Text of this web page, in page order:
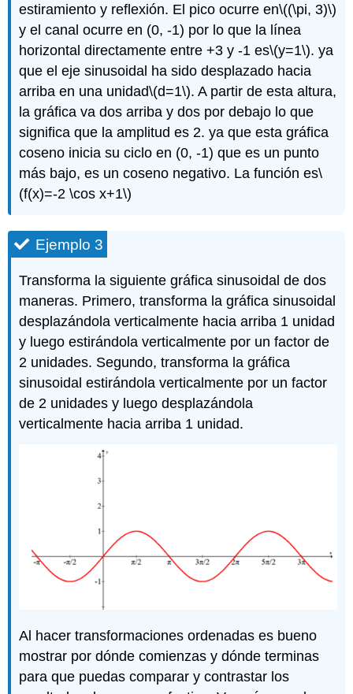
estiramiento y reflexión. El pico ocurre en\((\pi, 3)\)
y el canal ocurre en (0, -1) por lo que la línea
horizontal directamente entre +3 y -1 es\(y=1\). ya
que el eje sinusoidal ha sido desplazado hacia
arriba en una unidad\(d=1\). A partir de esta altura,
la gráfica va dos arriba y dos por debajo lo que
significa que la amplitud es 2. ya que esta gráfica
coseno inicia su ciclo en (0, -1) que es un punto
más bajo, es un coseno negativo. La función es\
(f(x)=-2 \cos x+1\)
Ejemplo 3
Transforma la siguiente gráfica sinusoidal de dos
maneras. Primero, transforma la gráfica sinusoidal
desplazándola verticalmente hacia arriba 1 unidad
y luego estirándola verticalmente por un factor de
2 unidades. Segundo, transforma la gráfica
sinusoidal estirándola verticalmente por un factor
de 2 unidades y luego desplazándola
verticalmente hacia arriba 1 unidad.
Al hacer transformaciones ordenadas es bueno
mostrar por dónde comienzas y dónde terminas
para que puedas comparar y contrastar los